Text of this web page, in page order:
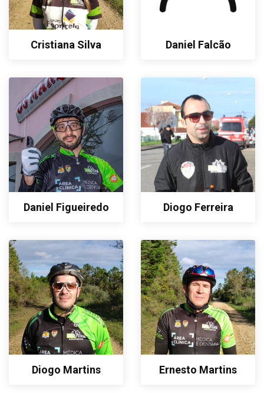
Cristiana Silva Daniel Falcão
Daniel Figueiredo Diogo Ferreira
Diogo Martins Ernesto Martins